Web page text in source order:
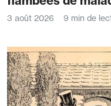
3 août 2026 9 min de